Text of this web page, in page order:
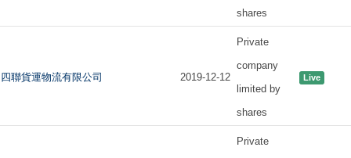
shares
四聯貨運物流有限公司 2019-12-12
Private
company
limited by
shares
Live
Private